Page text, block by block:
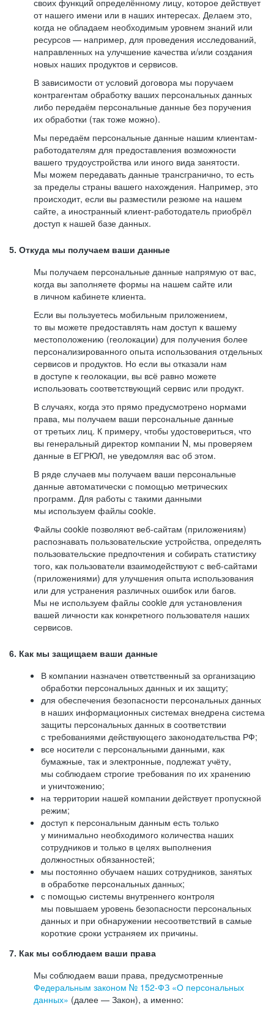
своих функций определённому лицу, которое действует
от нашего имени или в наших интересах. Делаем это,
когда не обладаем необходимым уровнем знаний или
ресурсов — например, для проведения исследований,
направленных на улучшение качества и/или создания
новых наших продуктов и сервисов.
В зависимости от условий договора мы поручаем
контрагентам обработку ваших персональных данных
либо передаём персональные данные без поручения
их обработки (так тоже можно).
Мы передаём персональные данные нашим клиентам-
работодателям для предоставления возможности
вашего трудоустройства или иного вида занятости.
Мы можем передавать данные трансгранично, то есть
за пределы страны вашего нахождения. Например, это
происходит, если вы разместили резюме на нашем
сайте, а иностранный клиент-работодатель приобрёл
доступ к нашей базе данных.
5. Откуда мы получаем ваши данные
Мы получаем персональные данные напрямую от вас,
когда вы заполняете формы на нашем сайте или
в личном кабинете клиента.
Если вы пользуетесь мобильным приложением,
то вы можете предоставлять нам доступ к вашему
местоположению (геолокации) для получения более
персонализированного опыта использования отдельных
сервисов и продуктов. Но если вы отказали нам
в доступе к геолокации, вы всё равно можете
использовать соответствующий сервис или продукт.
В случаях, когда это прямо предусмотрено нормами
права, мы получаем ваши персональные данные
от третьих лиц. К примеру, чтобы удостовериться, что
вы генеральный директор компании N, мы проверяем
данные в ЕГРЮЛ, не уведомляя вас об этом.
В ряде случаев мы получаем ваши персональные
данные автоматически с помощью метрических
программ. Для работы с такими данными
мы используем файлы cookie.
Файлы cookie позволяют веб-сайтам (приложениям)
распознавать пользовательские устройства, определять
пользовательские предпочтения и собирать статистику
того, как пользователи взаимодействуют с веб-сайтами
(приложениями) для улучшения опыта использования
или для устранения различных ошибок или багов.
Мы не используем файлы cookie для установления
вашей личности как конкретного пользователя наших
сервисов.
6. Как мы защищаем ваши данные
В компании назначен ответственный за организацию
обработки персональных данных и их защиту;
для обеспечения безопасности персональных данных
в наших информационных системах внедрена система
защиты персональных данных в соответствии
с требованиями действующего законодательства РФ;
все носители с персональными данными, как
бумажные, так и электронные, подлежат учёту,
мы соблюдаем строгие требования по их хранению
и уничтожению;
на территории нашей компании действует пропускной
режим;
доступ к персональным данным есть только
у минимально необходимого количества наших
сотрудников и только в целях выполнения
должностных обязанностей;
мы постоянно обучаем наших сотрудников, занятых
в обработке персональных данных;
с помощью системы внутреннего контроля
мы повышаем уровень безопасности персональных
данных и при обнаружении несоответствий в самые
короткие сроки устраняем их причины.
7. Как мы соблюдаем ваши права
Мы соблюдаем ваши права, предусмотренные
Федеральным законом № 152-ФЗ «О персональных
данных» (далее — Закон), а именно: